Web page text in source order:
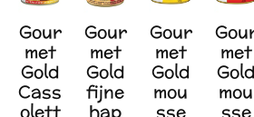
Gour
met
Gold
Cass
olett
Gour
met
Gold
fijne
hap
Gour
met
Gold
mou
sse
met
Gold
mou
sse